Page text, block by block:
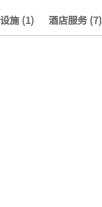
施 (1) 酒店服务 (7)